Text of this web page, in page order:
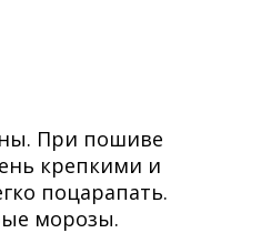
При пошиве
крепкими и
поцарапать.
морозы.